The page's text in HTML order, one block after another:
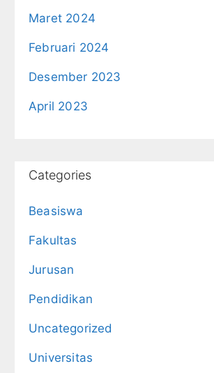
Maret 2024
Februari 2024
Desember 2023
April 2023
Categories
Beasiswa
Fakultas
Jurusan
Pendidikan
Uncategorized
Universitas